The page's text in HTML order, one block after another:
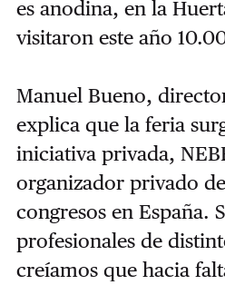
es anodina, en la
visitaron este año
Manuel Bueno,
explica que la feria
iniciativa privada,
organizador privado
congresos en España.
profesionales de
creíamos que hacia